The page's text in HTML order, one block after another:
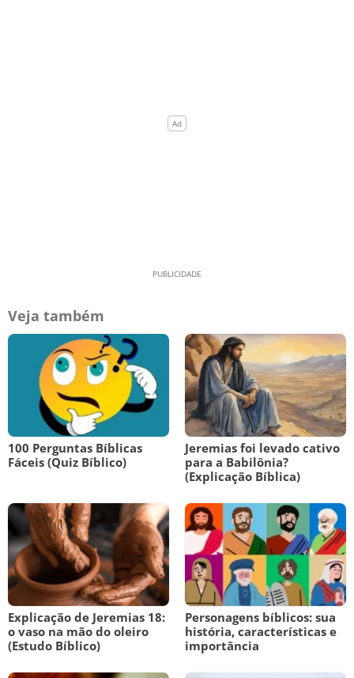
Veja também
100 Perguntas Bíblicas
Fáceis (Quiz Bíblico)
Jeremias foi levado cativo
para a Babilônia?
(Explicação Bíblica)
Explicação de Jeremias 18:
o vaso na mão do oleiro
(Estudo Bíblico)
Personagens bíblicos: sua
história, características e
importância